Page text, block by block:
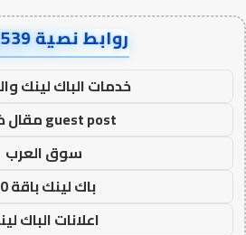
روابط نصية AA32539
خدمات الباك لينك
guest post مقال ضيف
سوق العرب
باك لينك باقة 20
اعلانات الباك